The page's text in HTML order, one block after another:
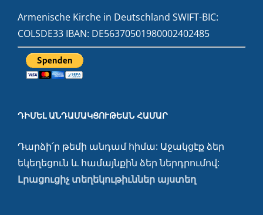
Armenische Kirche in Deutschland SWIFT-BIC:
COLSDE33 IBAN: DE56370501980002402485
ԴԻՄԵԼ ԱՆԴԱՄԱԿՑՈՒԹԵԱՆ ՀԱՄԱՐ
Դարձի՛ր թեմի անդամ հիմա: Աջակցէք ձեր
եկեղեցուն և համայնքին ձեր ներդրումով:
Լրացուցիչ տեղեկութիւններ այստեղ